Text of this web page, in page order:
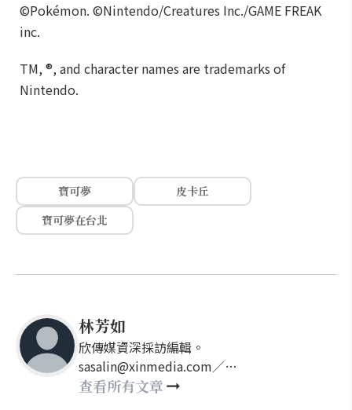
©Pokémon. ©Nintendo/Creatures Inc./GAME FREAK
inc.
TM, ®, and character names are trademarks of
Nintendo.
寶可夢
皮卡丘
寶可夢在台北
林芳如
欣傳媒資深採訪編輯。
sasalin@xinmedia.com／
happy21917@gmail.com
查看所有文章